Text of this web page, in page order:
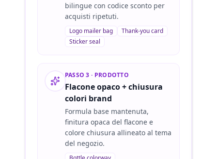
bilingue con codice sconto per
acquisti ripetuti.
Logo mailer bag
Thank-you card
Sticker seal
PASSO 3 · PRODOTTO
Flacone opaco + chiusura
colori brand
Formula base mantenuta,
finitura opaca del flacone e
colore chiusura allineato al tema
del negozio.